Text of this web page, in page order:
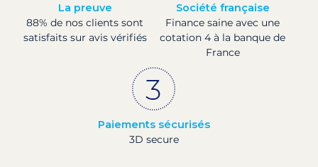
La preuve
88% de nos clients sont
satisfaits sur avis vérifiés
Société française
Finance saine avec une
cotation 4 à la banque de
France
Paiements sécurisés
3D secure